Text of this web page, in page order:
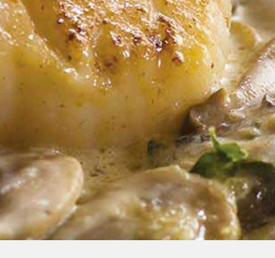
Lait